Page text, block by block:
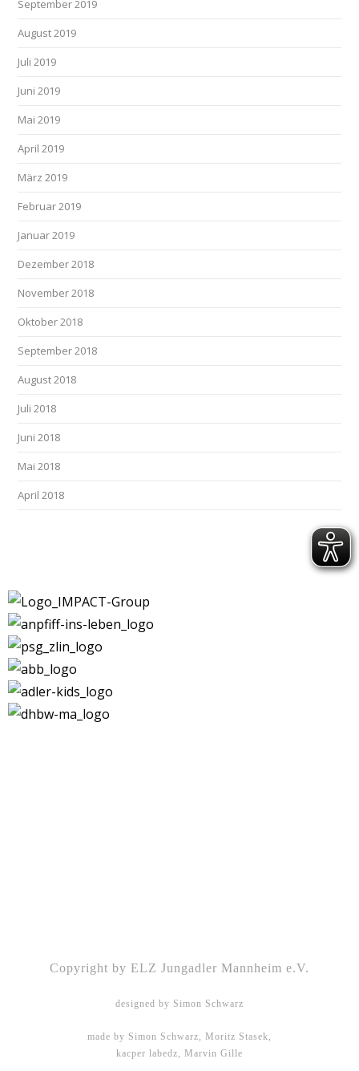
September 2019
August 2019
Juli 2019
Juni 2019
Mai 2019
April 2019
März 2019
Februar 2019
Januar 2019
Dezember 2018
November 2018
Oktober 2018
September 2018
August 2018
Juli 2018
Juni 2018
Mai 2018
April 2018
Copyright by ELZ Jungadler Mannheim e.V.
designed by Simon Schwarz
made by Simon Schwarz, Moritz Stasek,
kacper labedz, Marvin Gille